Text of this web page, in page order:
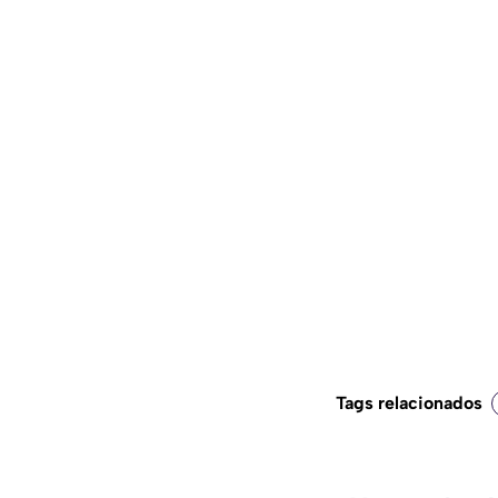
Tags relacionados